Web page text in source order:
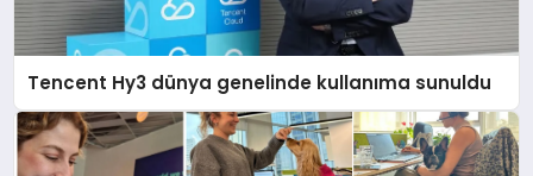
Tencent Hy3 dünya genelinde kullanıma sunuldu